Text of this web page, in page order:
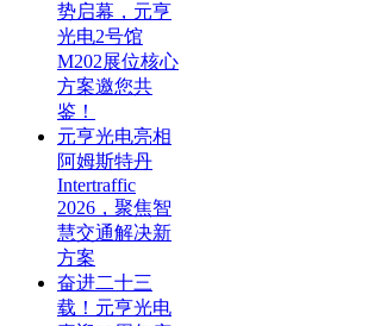
势启幕，元亨
光电2号馆
M202展位核心
方案邀您共
鉴！
元亨光电亮相
阿姆斯特丹
Intertraffic
2026，聚焦智
慧交通解决新
方案
奋进二十三
载！元亨光电